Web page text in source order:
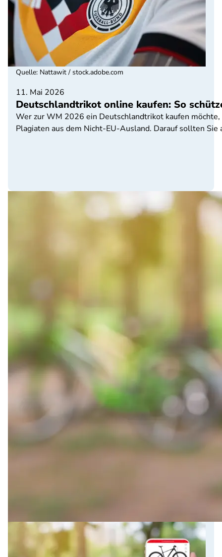
11. Mai 2026
Deutschlandtrikot online kaufen: So
Wer zur WM 2026 ein Deutschlandtrikot kaufen
Plagiaten aus dem Nicht-EU-Ausland. Darauf sollten Sie
Quelle: Nattawit / stock.adobe.com